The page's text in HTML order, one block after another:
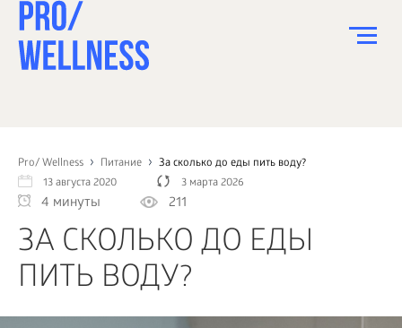
Pro/ Wellness Питание
За сколько до еды пить воду?
13 августа 2020
3 марта 2026
4 минуты 211
ЗА СКОЛЬКО ДО ЕДЫ
ПИТЬ ВОДУ?
СПОРТ
ЗДОРОВЬЕ
КРАСОТА
ПСИХОЛОГИЯ